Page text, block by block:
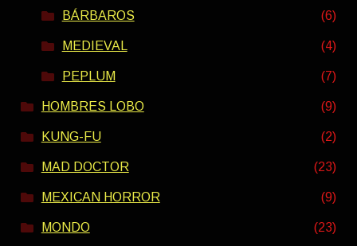
BÁRBAROS (6)
MEDIEVAL (4)
PEPLUM (7)
HOMBRES LOBO (9)
KUNG-FU (2)
MAD DOCTOR (23)
MEXICAN HORROR (9)
MONDO (23)